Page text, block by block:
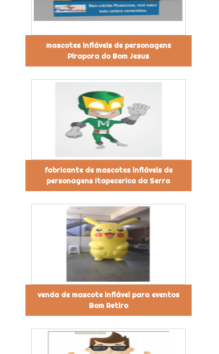
mascotes infláveis de personagens
Pirapora do Bom Jesus
fabricante de mascotes infláveis de
personagens Itapecerica da Serra
venda de mascote inflável para eventos
Bom Retiro